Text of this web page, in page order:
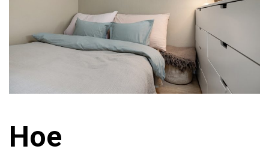
Hoe